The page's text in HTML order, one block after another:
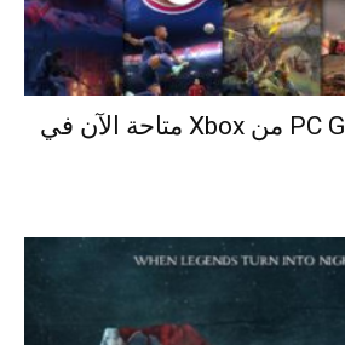
خدمة PC Game Pass من Xbox متاحة الآن في